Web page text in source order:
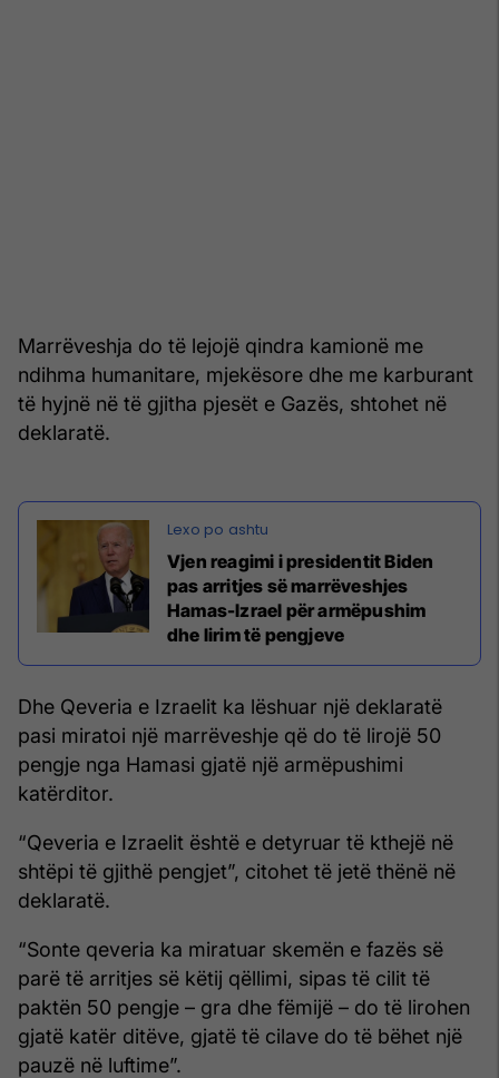
Marrëveshja do të lejojë qindra kamionë me
ndihma humanitare, mjekësore dhe me karburant
të hyjnë në të gjitha pjesët e Gazës, shtohet në
deklaratë.
Vjen reagimi i presidentit Biden
pas arritjes së marrëveshjes
Hamas-Izrael për armëpushim
dhe lirim të pengjeve
Dhe Qeveria e Izraelit ka lëshuar një deklaratë
pasi miratoi një marrëveshje që do të lirojë 50
pengje nga Hamasi gjatë një armëpushimi
katërditor.
“Qeveria e Izraelit është e detyruar të kthejë në
shtëpi të gjithë pengjet”, citohet të jetë thënë në
deklaratë.
“Sonte qeveria ka miratuar skemën e fazës së
parë të arritjes së këtij qëllimi, sipas të cilit të
paktën 50 pengje – gra dhe fëmijë – do të lirohen
gjatë katër ditëve, gjatë të cilave do të bëhet një
pauzë në luftime”.